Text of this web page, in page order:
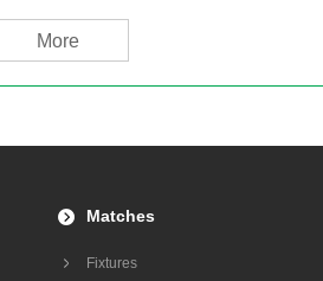
More
Matches
Fixtures